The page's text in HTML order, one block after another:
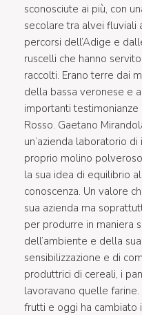
sconosciute ai più, con
secolare tra alvei fluviali
percorsi dell’Adige e
ruscelli che hanno
raccolti. Erano terre dai
della bassa veronese e
importanti
Rosso. Gaetano
un’azienda laboratorio
proprio molino
la sua idea di equilibrio
conoscenza. Un valore
sua azienda ma
per produrre in maniera
dell’ambiente e della
sensibilizzazione e di
produttrici di cereali, i
lavoravano quelle
frutti e oggi ha cambiato